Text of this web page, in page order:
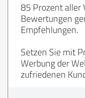
85 Prozent aller
Bewertungen
Empfehlungen.
Setzen Sie mit
Werbung der
zufriedenen